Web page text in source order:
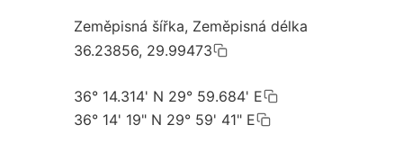
Zeměpisná šířka, Zeměpisná délka
36.23856, 29.99473
36° 14.314' N 29° 59.684' E
36° 14' 19" N 29° 59' 41" E